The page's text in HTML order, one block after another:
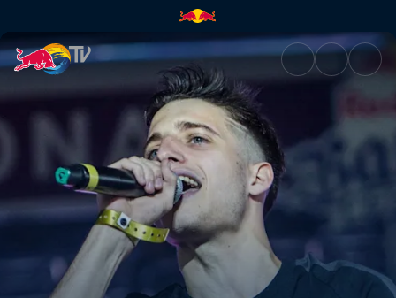
Final Internacional sin